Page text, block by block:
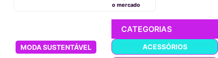
o mercado
MODA SUSTENTÁVEL
CATEGORIAS
ACESSÓRIOS